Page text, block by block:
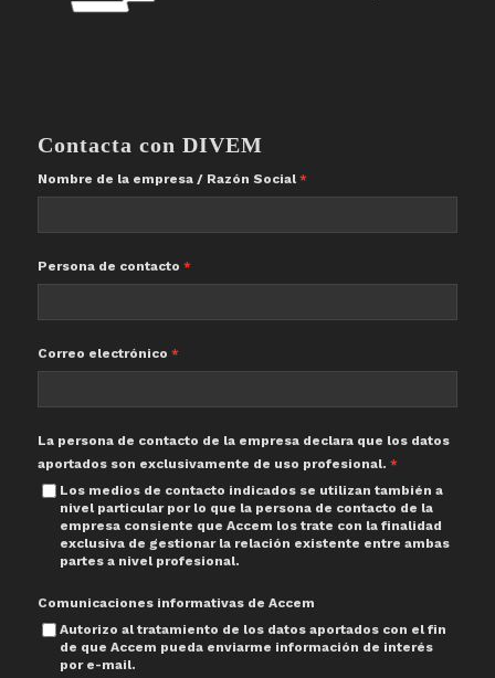
Contacta con DIVEM
Nombre de la empresa / Razón Social
Persona de contacto
Correo electrónico
La persona de contacto de la empresa declara que los datos
aportados son exclusivamente de uso profesional.
Los medios de contacto indicados se utilizan también a
nivel particular por lo que la persona de contacto de la
empresa consiente que Accem los trate con la finalidad
exclusiva de gestionar la relación existente entre ambas
partes a nivel profesional.
Comunicaciones informativas de Accem
Autorizo al tratamiento de los datos aportados con el fin
de que Accem pueda enviarme información de interés
por e-mail.